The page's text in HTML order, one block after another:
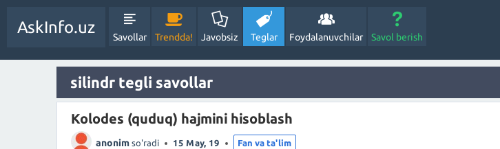
AskInfo.uz
Savollar Trendda! Javobsiz Teglar Foydalanuvchilar Savol berish
silindr tegli savollar
Kolodes (quduq) hajmini hisoblash
anonim so'radi 15 May, 19 Fan va ta'lim